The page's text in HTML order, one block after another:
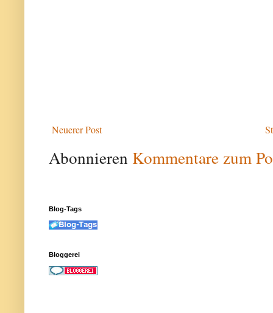
Neuerer Post
Abonnieren Kommentare zum
Blog-Tags
Bloggerei